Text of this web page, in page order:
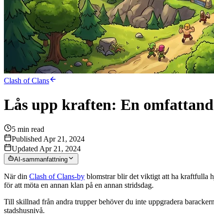
Clash of Clans
Lås upp kraften: En
5 min read
Published Apr 21, 2024
Updated Apr 21, 2024
AI-sammanfattning
När din Clash of Clans-by blomstrar blir det viktigt att ha kraftfulla
för att möta en annan klan på en annan stridsdag.
Till skillnad från andra trupper behöver du inte uppgradera
stadshusnivå.